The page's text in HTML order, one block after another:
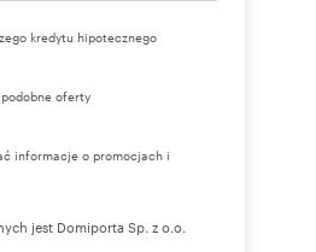
kredytu hipotecznego
oferty
informacje o promocjach i
jest Domiporta Sp. z o.o.